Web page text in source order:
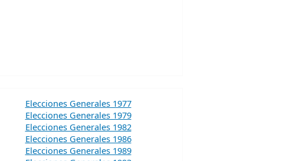
Elecciones Generales 1977
Elecciones Generales 1979
Elecciones Generales 1982
Elecciones Generales 1986
Elecciones Generales 1989